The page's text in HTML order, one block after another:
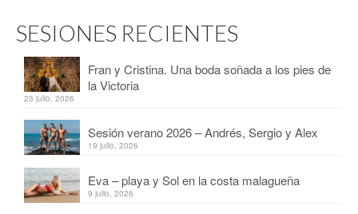
SESIONES RECIENTES
Fran y Cristina. Una boda soñada a los pies de
la Victoria
23 julio, 2026
Sesión verano 2026 – Andrés, Sergio y Alex
19 julio, 2026
Eva – playa y Sol en la costa malagueña
9 julio, 2026